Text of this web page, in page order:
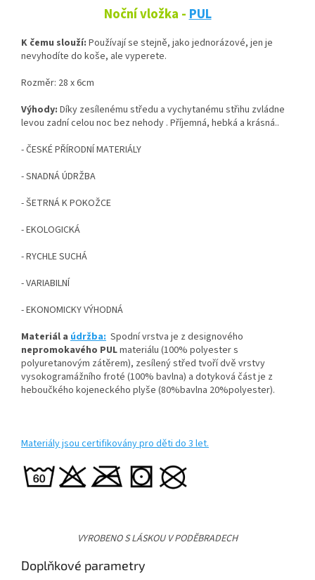
Noční vložka - PUL
K čemu slouží: Používají se stejně, jako jednorázové, jen je
nevyhodíte do koše, ale vyperete.
Rozměr: 28 x 6cm
Výhody: Díky zesílenému středu a vychytanému střihu zvládne
levou zadní celou noc bez nehody . Příjemná, hebká a krásná..
- ČESKÉ PŘÍRODNÍ MATERIÁLY
- SNADNÁ ÚDRŽBA
- ŠETRNÁ K POKOŽCE
- EKOLOGICKÁ
- RYCHLE SUCHÁ
- VARIABILNÍ
- EKONOMICKY VÝHODNÁ
Materiál a údržba: Spodní vrstva je z designového
nepromokavého PULmateriálu (100% polyester s
polyuretanovým zátěrem), zesílený střed tvoří dvě vrstvy
vysokogramážního froté (100% bavlna) a dotyková část je z
heboučkého kojeneckého plyše (80%bavlna 20%polyester).
Materiály jsou certifikovány pro děti do 3 let.
VYROBENO S LÁSKOU V PODĚBRADECH
Doplňkové parametry